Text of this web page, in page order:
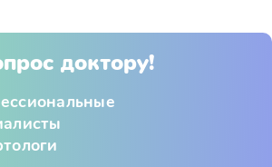
доктору!